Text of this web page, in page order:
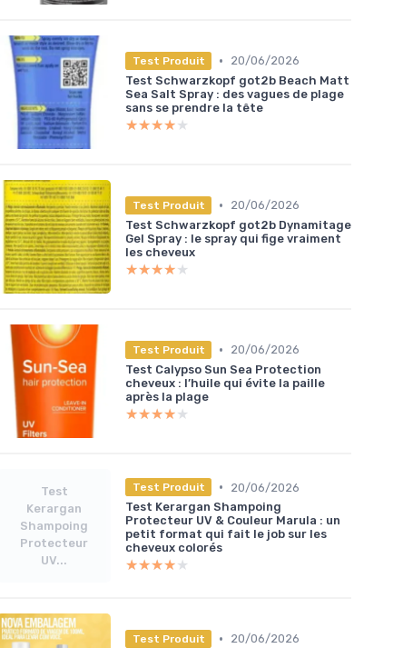
Test Produit •
20/06/2026
Test Schwarzkopf got2b Beach Matt
Sea Salt Spray : des vagues de plage
sans se prendre la tête
★★★★★
★★★★★
Test Produit •
20/06/2026
Test Schwarzkopf got2b Dynamitage
Gel Spray : le spray qui fige vraiment
les cheveux
★★★★★
★★★★★
Test Produit •
20/06/2026
Test Calypso Sun Sea Protection
cheveux : l’huile qui évite la paille
après la plage
★★★★★
★★★★★
Test
Kerargan
Shampoing
Protecteur
UV...
Test Produit •
20/06/2026
Test Kerargan Shampoing
Protecteur UV & Couleur Marula : un
petit format qui fait le job sur les
cheveux colorés
★★★★★
★★★★★
Test Produit •
20/06/2026